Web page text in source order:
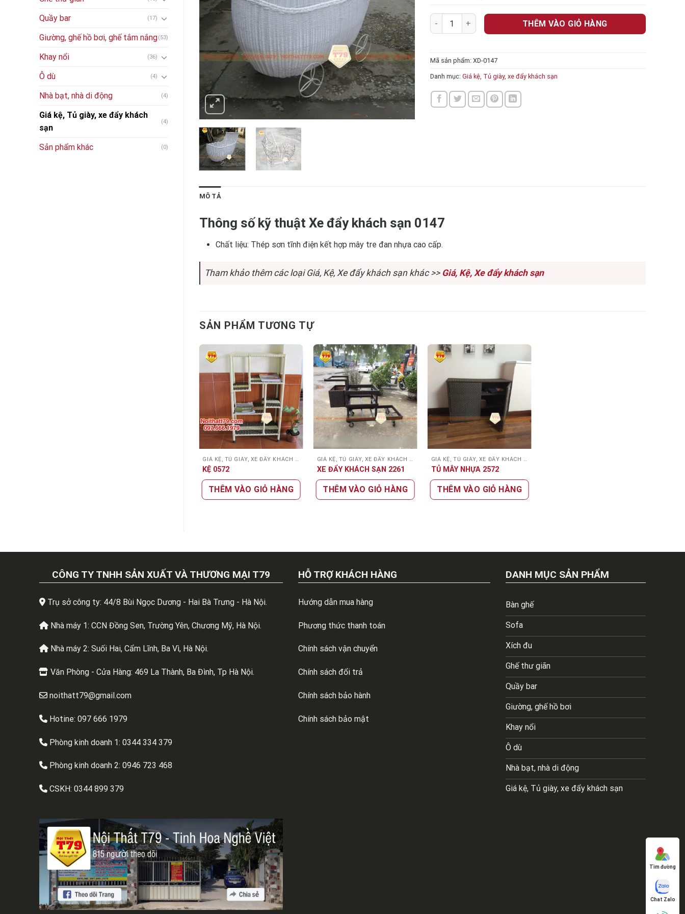
Quầy bar (17)
Giường, ghế hồ bơi, ghế tắm nắng(53)
Khay nổi (36)
Ô dù (4)
Nhà bạt, nhà di động (4)
Giá kệ, Tủ giày, xe đẩy khách
sạn
(4)
Sản phẩm khác (0)
Xe đẩy khách sạn 0147 số lượng
THÊM VÀO GIỎ HÀNG
Mã sản phẩm: XD-0147
Danh mục: Giá kệ, Tủ giày, xe đẩy khách sạn
MÔ TẢ
Thông số kỹ thuật Xe đẩy khách sạn 0147
Chất liệu: Thép sơn tĩnh điện kết hợp mây tre đan nhựa cao cấp.
Tham khảo thêm các loại Giá, Kệ, Xe đẩy khách sạn khác >> Giá, Kệ, Xe đẩy khách sạn
SẢN PHẨM TƯƠNG TỰ
GIÁ KỆ, TỦ GIÀY, XE ĐẨY KHÁCH SẠN
KỆ 0572
THÊM VÀO GIỎ HÀNG
GIÁ KỆ, TỦ GIÀY, XE ĐẨY KHÁCH SẠN
XE ĐẨY KHÁCH SẠN 2261
THÊM VÀO GIỎ HÀNG
GIÁ KỆ, TỦ GIÀY, XE ĐẨY KHÁCH SẠN
TỦ MÂY NHỰA 2572
THÊM VÀO GIỎ HÀNG
CÔNG TY TNHH SẢN XUẤT VÀ THƯƠNG MẠI T79
Trụ sở công ty: 44/8 Bùi Ngọc Dương - Hai Bà Trưng - Hà Nội.
Nhà máy 1: CCN Đồng Sen, Trường Yên, Chương Mỹ, Hà Nội.
Nhà máy 2: Suối Hai, Cẩm Lĩnh, Ba Vì, Hà Nội.
Văn Phòng - Cửa Hàng: 469 La Thành, Ba Đình, Tp Hà Nội.
noithatt79@gmail.com
Hotine: 097 666 1979
Phòng kinh doanh 1: 0344 334 379
Phòng kinh doanh 2: 0946 723 468
CSKH: 0344 899 379
HỖ TRỢ KHÁCH HÀNG
Hướng dẫn mua hàng
Phương thức thanh toán
Chính sách vận chuyển
Chính sách đổi trả
Chính sách bảo hành
Chính sách bảo mật
DANH MỤC SẢN PHẨM
Bàn ghế
Sofa
Xích đu
Ghế thư giãn
Quầy bar
Giường, ghế hồ bơi
Khay nổi
Ô dù
Nhà bạt, nhà di động
Giá kệ, Tủ giày, xe đẩy khách sạn
Tìm đường
Chat Zalo